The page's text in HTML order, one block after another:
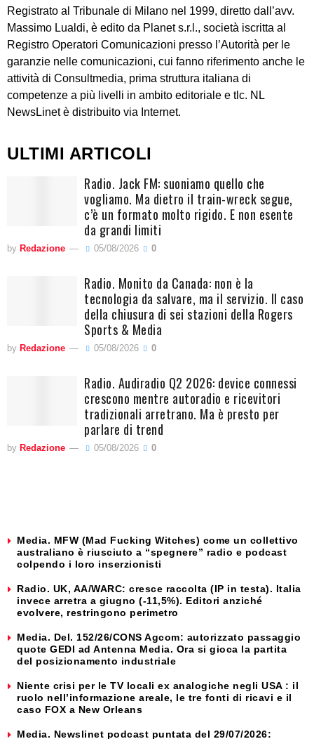
Registrato al Tribunale di Milano nel 1999, diretto dall’avv.
Massimo Lualdi, è edito da Planet s.r.l., società iscritta al
Registro Operatori Comunicazioni presso l’Autorità per le
garanzie nelle comunicazioni, cui fanno riferimento anche le
attività di Consultmedia, prima struttura italiana di
competenze a più livelli in ambito editoriale e tlc. NL
NewsLinet è distribuito via Internet.
ULTIMI ARTICOLI
Radio. Jack FM: suoniamo quello che
vogliamo. Ma dietro il train-wreck segue,
c’è un formato molto rigido. E non esente
da grandi limiti
by Redazione 05/08/2026 0
Radio. Monito da Canada: non è la
tecnologia da salvare, ma il servizio. Il caso
della chiusura di sei stazioni della Rogers
Sports & Media
by Redazione 05/08/2026 0
Radio. Audiradio Q2 2026: device connessi
crescono mentre autoradio e ricevitori
tradizionali arretrano. Ma è presto per
parlare di trend
by Redazione 05/08/2026 0
Media. MFW (Mad Fucking Witches) come un collettivo
australiano è riusciuto a “spegnere” radio e podcast
colpendo i loro inserzionisti
Radio. UK, AA/WARC: cresce raccolta (IP in testa). Italia
invece arretra a giugno (-11,5%). Editori anziché
evolvere, restringono perimetro
Media. Del. 152/26/CONS Agcom: autorizzato passaggio
quote GEDI ad Antenna Media. Ora si gioca la partita
del posizionamento industriale
Niente crisi per le TV locali ex analogiche negli USA : il
ruolo nell’informazione areale, le tre fonti di ricavi e il
caso FOX a New Orleans
Media. Newslinet podcast puntata del 29/07/2026: